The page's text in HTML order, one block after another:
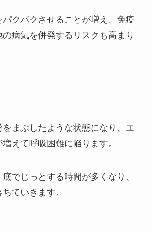
パクパクさせることが増え、免疫
病気を併発するリスクも高まり
まぶしたような状態になり、エ
えて呼吸困難に陥ります。
でじっとする時間が多くなり、
ていきます。